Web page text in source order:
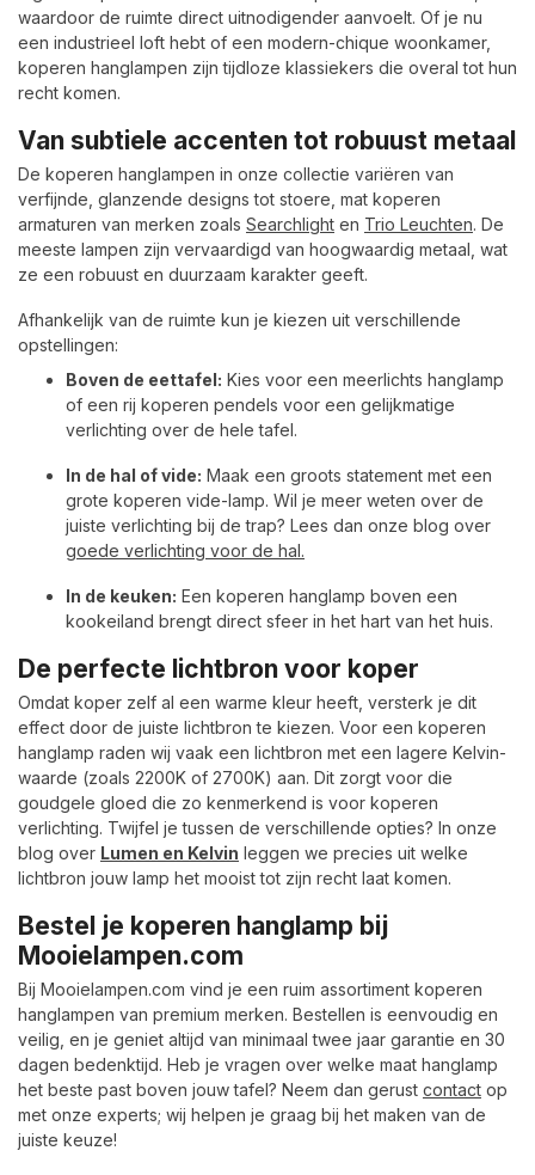
waardoor de ruimte direct uitnodigender aanvoelt. Of je nu
een industrieel loft hebt of een modern-chique woonkamer,
koperen hanglampen zijn tijdloze klassiekers die overal tot hun
recht komen.
Van subtiele accenten tot robuust metaal
De koperen hanglampen in onze collectie variëren van
verfijnde, glanzende designs tot stoere, mat koperen
armaturen van merken zoals Searchlight en Trio Leuchten. De
meeste lampen zijn vervaardigd van hoogwaardig metaal, wat
ze een robuust en duurzaam karakter geeft.
Afhankelijk van de ruimte kun je kiezen uit verschillende
opstellingen:
Boven de eettafel: Kies voor een meerlichts hanglamp
of een rij koperen pendels voor een gelijkmatige
verlichting over de hele tafel.
In de hal of vide: Maak een groots statement met een
grote koperen vide-lamp. Wil je meer weten over de
juiste verlichting bij de trap? Lees dan onze blog over
goede verlichting voor de hal.
In de keuken: Een koperen hanglamp boven een
kookeiland brengt direct sfeer in het hart van het huis.
De perfecte lichtbron voor koper
Omdat koper zelf al een warme kleur heeft, versterk je dit
effect door de juiste lichtbron te kiezen. Voor een koperen
hanglamp raden wij vaak een lichtbron met een lagere Kelvin-
waarde (zoals 2200K of 2700K) aan. Dit zorgt voor die
goudgele gloed die zo kenmerkend is voor koperen
verlichting. Twijfel je tussen de verschillende opties? In onze
blog over Lumen en Kelvin leggen we precies uit welke
lichtbron jouw lamp het mooist tot zijn recht laat komen.
Bestel je koperen hanglamp bij
Mooielampen.com
Bij Mooielampen.com vind je een ruim assortiment koperen
hanglampen van premium merken. Bestellen is eenvoudig en
veilig, en je geniet altijd van minimaal twee jaar garantie en 30
dagen bedenktijd. Heb je vragen over welke maat hanglamp
het beste past boven jouw tafel? Neem dan gerust contact op
met onze experts; wij helpen je graag bij het maken van de
juiste keuze!